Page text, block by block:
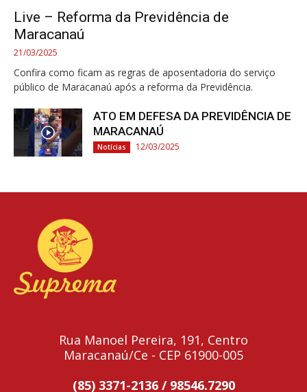
Live – Reforma da Previdência de
Maracanaú
21/03/2025
Confira como ficam as regras de aposentadoria do serviço
público de Maracanaú após a reforma da Previdência.
ATO EM DEFESA DA PREVIDÊNCIA DE
MARACANAÚ
Notícias 12/03/2025
Rua Manoel Pereira, 191, Centro
Maracanaú/Ce - CEP 61900-005
(85) 3371-2136 / 98546.7290